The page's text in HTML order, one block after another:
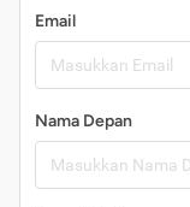
Email
Nama Depan